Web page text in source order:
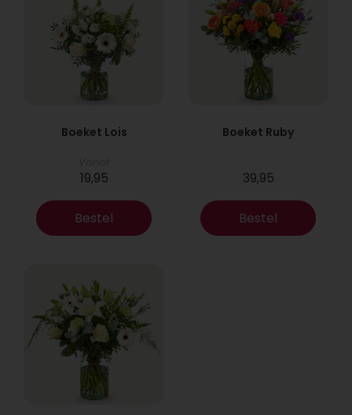
Boeket Lois
19,95
Bestel
Boeket Ruby
39,95
Bestel